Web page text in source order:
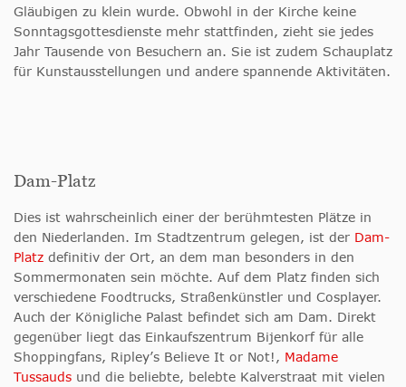
Gläubigen zu klein wurde. Obwohl in der Kirche keine
Sonntagsgottesdienste mehr stattfinden, zieht sie jedes
Jahr Tausende von Besuchern an. Sie ist zudem Schauplatz
für Kunstausstellungen und andere spannende Aktivitäten.
Dam-Platz
Dies ist wahrscheinlich einer der berühmtesten Plätze in
den Niederlanden. Im Stadtzentrum gelegen, ist der Dam-
Platz definitiv der Ort, an dem man besonders in den
Sommermonaten sein möchte. Auf dem Platz finden sich
verschiedene Foodtrucks, Straßenkünstler und Cosplayer.
Auch der Königliche Palast befindet sich am Dam. Direkt
gegenüber liegt das Einkaufszentrum Bijenkorf für alle
Shoppingfans, Ripley’s Believe It or Not!, Madame
Tussauds und die beliebte, belebte Kalverstraat mit vielen